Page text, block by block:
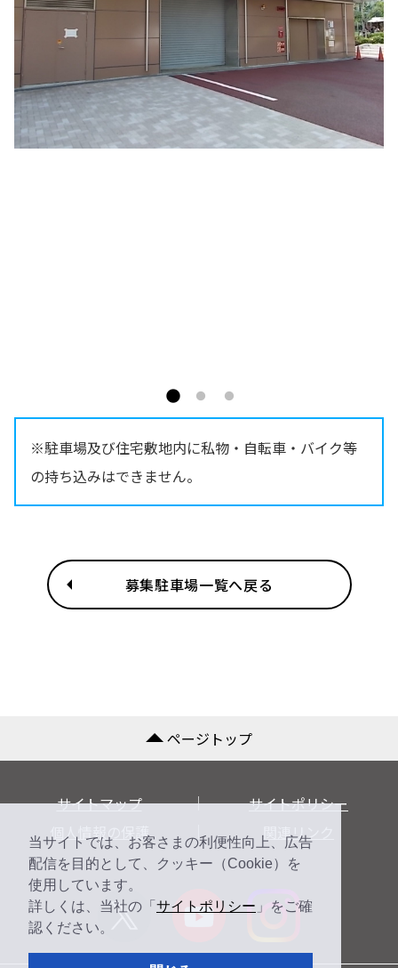
当サイトでは、お客さまの利便性向上、広告
配信を目的として、クッキー（Cookie）を
使用しています。
詳しくは、当社の「 サイトポリシー 」をご確
認ください。
※駐車場及び住宅敷地内に私物・自転車・バイク等
の持ち込みはできません。
募集駐車場一覧へ戻る
ページトップ
サイトマップ
サイトポリシー
個人情報の保護
関連リンク